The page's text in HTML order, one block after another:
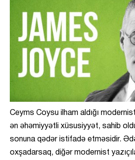
Ceyms Coysu ilham aldığı
ən əhəmiyyətli xüsusiyyət, sahib
sonuna qədər istifadə etməsidir.
oxşadarsaq, diğər modernist